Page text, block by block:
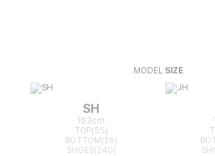
MODEL SIZE
SH
163cm
TOP(55)
BOTTOM(26)
SHOES(240)